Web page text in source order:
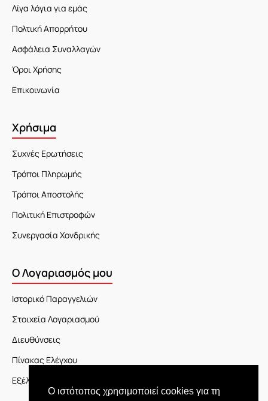
Ο ιστότοπος χρησιμοποιεί cookies για τη
Λίγα λόγια για εμάς
Πολτική Απορρήτου
Ασφάλεια Συναλλαγών
Όροι Χρήσης
Επικοινωνία
Χρήσιμα
Συχνές Ερωτήσεις
Τρόποι Πληρωμής
Τρόποι Αποστολής
Πολιτική Επιστροφών
Συνεργασία Χονδρικής
Ο Λογαριασμός μου
Ιστορικό Παραγγελιών
Στοιχεία Λογαριασμού
Διευθύνσεις
Πίνακας Ελέγχου
Εξέλιξη Παραγγελίας